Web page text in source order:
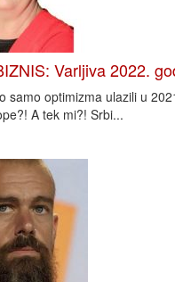
Varljiva 2022.
samo optimizma ulazili u
A tek mi?! Srbi...